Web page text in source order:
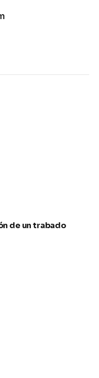
de un trabado